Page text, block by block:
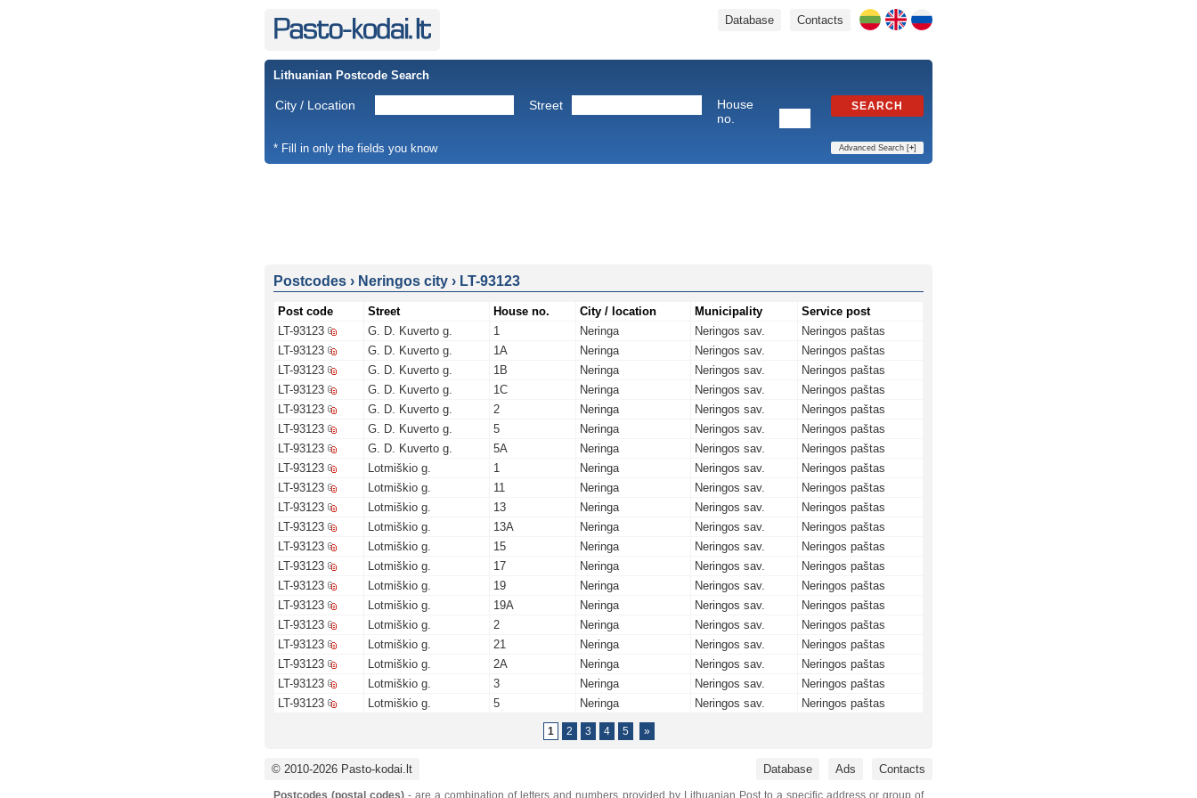
Contacts
Database
Lithuanian Postcode Search
City / Location Street
House
no.
SEARCH
* Fill in only the fields you know Advanced Search [+]
Postcodes › Neringos city › LT-93123
Post code Street House no. City / location Municipality
Service post
LT-93123
G. D. Kuverto g. 1 Neringa Neringos sav.
Neringos paštas
LT-93123
G. D. Kuverto g. 1A Neringa Neringos sav.
Neringos paštas
LT-93123
G. D. Kuverto g. 1B Neringa Neringos sav.
Neringos paštas
LT-93123
G. D. Kuverto g. 1C Neringa Neringos sav.
Neringos paštas
LT-93123
G. D. Kuverto g. 2 Neringa Neringos sav.
Neringos paštas
LT-93123
G. D. Kuverto g. 5 Neringa Neringos sav.
Neringos paštas
LT-93123
G. D. Kuverto g. 5A Neringa Neringos sav.
Neringos paštas
LT-93123
Lotmiškio g. 1 Neringa Neringos sav.
Neringos paštas
LT-93123
Lotmiškio g. 11 Neringa Neringos sav.
Neringos paštas
LT-93123
Lotmiškio g. 13 Neringa Neringos sav.
Neringos paštas
LT-93123
Lotmiškio g. 13A Neringa Neringos sav.
Neringos paštas
LT-93123
Lotmiškio g. 15 Neringa Neringos sav.
Neringos paštas
LT-93123
Lotmiškio g. 17 Neringa Neringos sav.
Neringos paštas
LT-93123
Lotmiškio g. 19 Neringa Neringos sav.
Neringos paštas
LT-93123
Lotmiškio g. 19A Neringa Neringos sav.
Neringos paštas
LT-93123
Lotmiškio g. 2 Neringa Neringos sav.
Neringos paštas
LT-93123
Lotmiškio g. 21 Neringa Neringos sav.
Neringos paštas
LT-93123
Lotmiškio g. 2A Neringa Neringos sav.
Neringos paštas
LT-93123
Lotmiškio g. 3 Neringa Neringos sav.
Neringos paštas
LT-93123
Lotmiškio g. 5 Neringa Neringos sav. Neringos paštas
1 2 3 4 5 »
© 2010-2026 Pasto-kodai.lt Database Ads Contacts
Postcodes (postal codes) - are a combination of letters and numbers provided by Lithuanian Post to a specific address or group of